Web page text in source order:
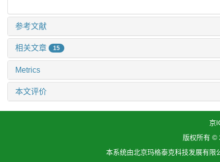
参考文献
相关文章 15
Metrics
本文评价
京
版权所有 ©
本系统由北京玛格泰克科技发展有